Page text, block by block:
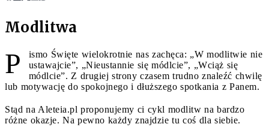
Modlitwa
P
ismo Święte wielokrotnie nas zachęca: „W modlitwie nie
ustawajcie”, „Nieustannie się módlcie”, „Wciąż się
módlcie”. Z drugiej strony czasem trudno znaleźć chwilę
lub motywację do spokojnego i dłuższego spotkania z Panem.
Stąd na Aleteia.pl proponujemy ci cykl modlitw na bardzo
różne okazje. Na pewno każdy znajdzie tu coś dla siebie.